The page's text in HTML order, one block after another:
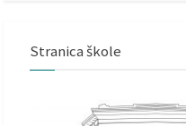
Stranica škole